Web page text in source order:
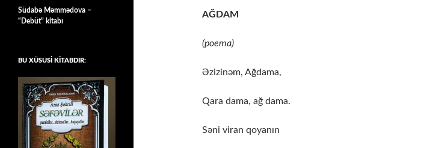
AĞDAM
(poema)
Əzizinəm, Ağdama,
Qara dama, ağ dama.
Səni viran qoyanın
Südabə Məmmədova –
“Debüt” kitabı
BU XÜSUSİ KİTABDIR: